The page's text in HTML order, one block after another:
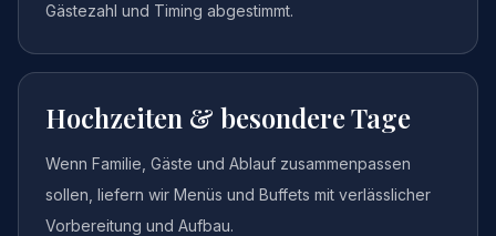
Gästezahl und Timing abgestimmt.
Hochzeiten & besondere Tage
Wenn Familie, Gäste und Ablauf zusammenpassen
sollen, liefern wir Menüs und Buffets mit verlässlicher
Vorbereitung und Aufbau.